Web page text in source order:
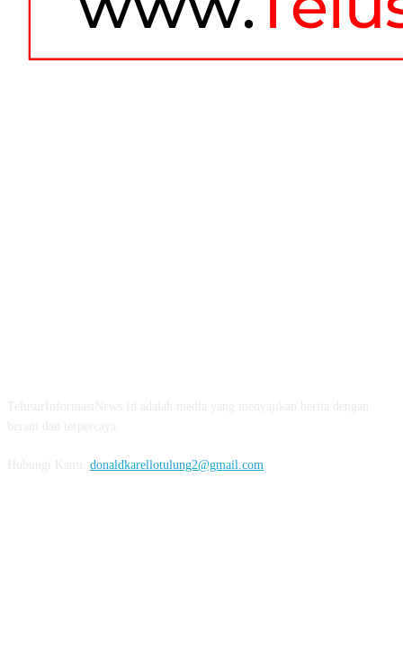
donaldkarellotulung2@gmail.com